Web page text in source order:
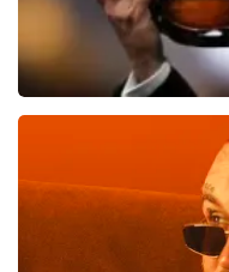
laatste 30 minuten
BESTEL NU